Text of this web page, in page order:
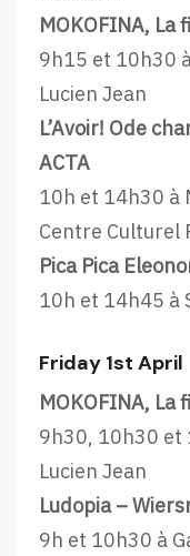
MOKOFINA, La
9h15 et 10h30
Lucien Jean
L’Avoir! Ode
ACTA
10h et 14h30 à
Centre Culturel
Pica Pica
10h et 14h45 à
Friday 1st April
MOKOFINA, La
9h30, 10h30 et
Lucien Jean
Ludopia –
9h et 10h30 à